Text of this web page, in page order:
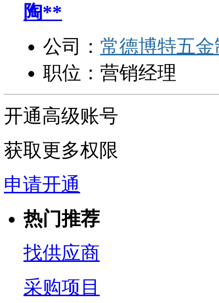
陶**
公司： 常德博特五
职位： 营销经理
开通高级账号
获取更多权限
申请开通
热门推荐
找供应商
采购项目